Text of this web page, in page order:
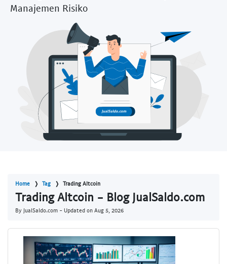
Manajemen Risiko
Home Tag Trading Altcoin
Trading Altcoin - Blog JualSaldo.com
By JualSaldo.com - Updated on Aug 5, 2026